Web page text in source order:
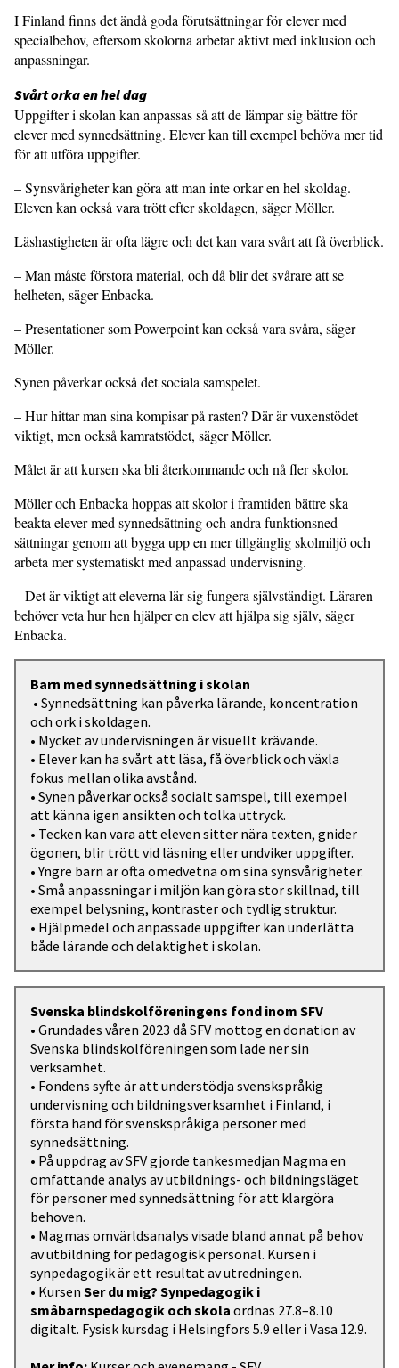
I Finland finns det ändå goda förut­sättningar för elever med
specialbehov, eftersom skolorna arbetar aktivt med inklusion och
anpassningar.
Svårt orka en hel dag
Uppgifter i skolan kan anpassas så att de lämpar sig bättre för
elever med synnedsättning. Elever kan till exempel behöva mer tid
för att utföra uppgifter.
– Synsvårigheter kan göra att man inte orkar en hel skoldag.
Eleven kan också vara trött efter skoldagen, säger Möller.
Läshastigheten är ofta lägre och det kan vara svårt att få överblick.
– Man måste förstora material, och då blir det svårare att se
helheten, säger Enbacka.
– Presentationer som Powerpoint kan också vara svåra, säger
Möller.
Synen påverkar också det sociala sam­spelet.
– Hur hittar man sina kompisar på rasten? Där är vuxenstödet
viktigt, men också kamratstödet, säger Möller.
Målet är att kursen ska bli återkom­mande och nå fler skolor.
Möller och Enbacka hoppas att skolor i framtiden bättre ska
beakta elever med synnedsättning och andra funktionsned­
sättningar genom att bygga upp en mer tillgänglig skolmiljö och
arbeta mer sys­tematiskt med anpassad undervisning.
– Det är viktigt att eleverna lär sig fungera självständigt. Läraren
behöver veta hur hen hjälper en elev att hjälpa sig själv, säger
Enbacka.
Barn med synnedsättning i skolan
• Synnedsättning kan påverka lärande, koncentration
och ork i skoldagen.
• Mycket av undervisningen är visuellt krävande.
• Elever kan ha svårt att läsa, få överblick och växla
fokus mellan olika avstånd.
• Synen påverkar också socialt samspel, till exempel
att känna igen ansikten och tolka uttryck.
• Tecken kan vara att eleven sitter nära texten, gnider
ögonen, blir trött vid läsning eller undviker uppgifter.
• Yngre barn är ofta omedvetna om sina synsvårigheter.
• Små anpassningar i miljön kan göra stor skillnad, till
exempel belysning, kontraster och tydlig struktur.
• Hjälpmedel och anpassade uppgifter kan underlätta
både lärande och delaktighet i skolan.
Svenska blindskolföreningens fond inom SFV
• Grundades våren 2023 då SFV mottog en donation av
Svenska blindskolföreningen som lade ner sin
verksamhet.
• Fondens syfte är att understödja svenskspråkig
undervisning och bildningsverksamhet i Finland, i
första hand för svenskspråkiga personer med
synnedsättning.
• På uppdrag av SFV gjorde tankesmedjan Magma en
omfattande analys av utbildnings- och bildningsläget
för personer med synnedsättning för att klargöra
behoven.
• Magmas omvärldsanalys visade bland annat på behov
av utbildning för pedagogisk personal. Kursen i
synpedagogik är ett resultat av utredningen.
• Kursen Ser du mig? Synpedagogik i
småbarnspedagogik och skola ordnas 27.8–8.10
digitalt. Fysisk kursdag i Helsingfors 5.9 eller i Vasa 12.9.